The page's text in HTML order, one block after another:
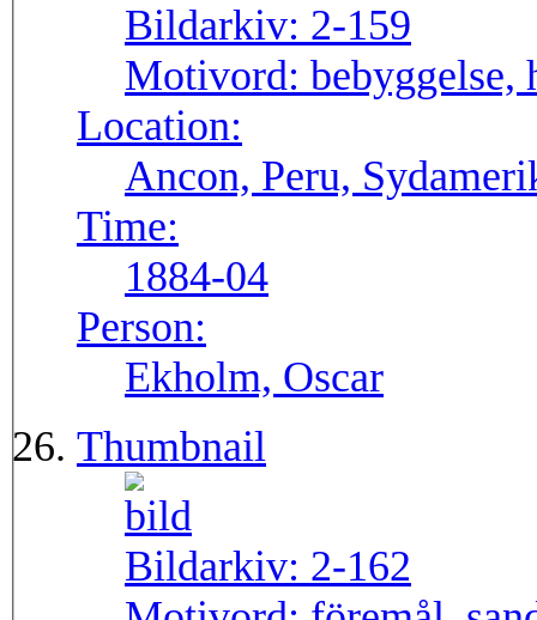
Bildarkiv: 2-159
Motivord: bebyggelse,
Location:
Ancon, Peru,
Time:
1884-04
Person:
Ekholm, Oscar
Thumbnail
Bildarkiv: 2-162